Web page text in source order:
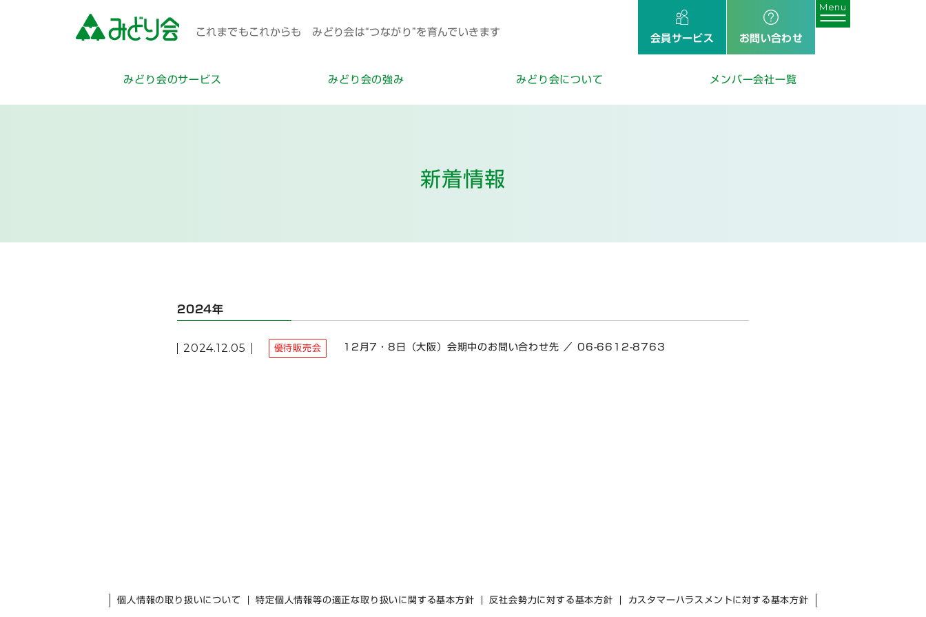
これまでもこれからも みどり会は“つながり”を育んでいきます
会員サービス お問い合わせ
みどり会のサービス みどり会の強み みどり会について メンバー会社一覧
新着情報
2024年
12月7・8日（大阪）会期中のお問い合わせ先 ／ 06-6612-8763
2024.12.05 優待販売会
個人情報の取り扱いについて 特定個人情報等の適正な取り扱いに関する基本方針 反社会勢力に対する基本方針 カスタマーハラスメントに対する基本方針